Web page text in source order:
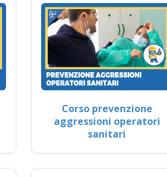
Corso prevenzione
aggressioni operatori
sanitari